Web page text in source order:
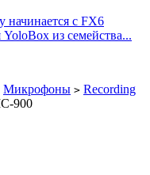
начинается с FX6
из семейства...
Микрофоны > Recording
900